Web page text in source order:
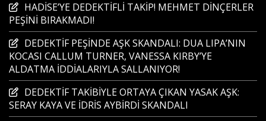
HADİSE’YE DEDEKTİFLİ TAKİP! MEHMET DİNÇERLER
PEŞİNİ BIRAKMADI!
DEDEKTİF PEŞİNDE AŞK SKANDALI: DUA LIPA’NIN
KOCASI CALLUM TURNER, VANESSA KIRBY’YE
ALDATMA İDDİALARIYLA SALLANIYOR!
DEDEKTİF TAKİBİYLE ORTAYA ÇIKAN YASAK AŞK:
SERAY KAYA VE İDRİS AYBİRDİ SKANDALI